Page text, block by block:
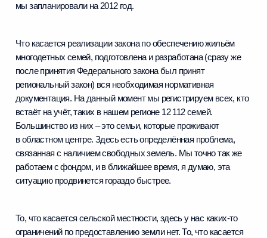
мы запланировали на 2012 год.
Что касается реализации закона по обеспечению жильём
многодетных семей, подготовлена и разработана (сразу же
после принятия Федерального закона был принят
региональный закон) вся необходимая нормативная
документация. На данный момент мы регистрируем всех, кто
встаёт на учёт, таких в нашем регионе 12 112 семей.
Большинство из них – это семьи, которые проживают
в областном центре. Здесь есть определённая проблема,
связанная с наличием свободных земель. Мы точно так же
работаем с фондом, и в ближайшее время, я думаю, эта
ситуацию продвинется гораздо быстрее.
То, что касается сельской местности, здесь у нас каких‑то
ограничений по предоставлению земли нет. То, что касается